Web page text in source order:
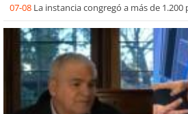
07-08 La instancia congregó a más de 1.200